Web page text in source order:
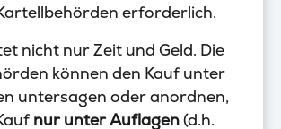
erforderlich.
nicht nur Zeit und Geld. Die
können den Kauf unter
untersagen oder anordnen,
nur unter Auflagen(d.h.